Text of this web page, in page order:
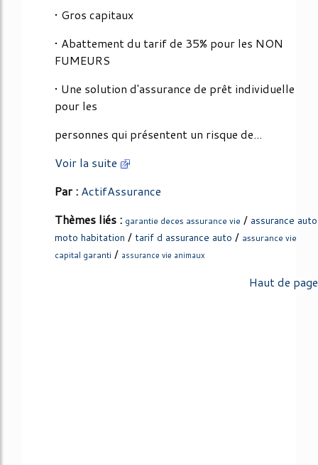
• Gros capitaux
• Abattement du tarif de 35% pour les NON
FUMEURS
• Une solution d'assurance de prêt individuelle
pour les
personnes qui présentent un risque de...
Voir la suite
Par : ActifAssurance
Thèmes liés : garantie deces assurance vie / assurance auto
moto habitation / tarif d assurance auto / assurance vie
capital garanti / assurance vie animaux
Haut de page